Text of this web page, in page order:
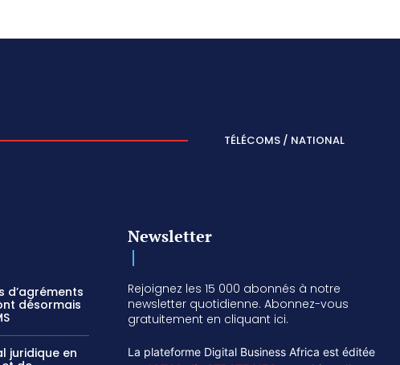
TÉLÉCOMS / NATIONAL
d’agréments
désormais
juridique en
Newsletter
Rejoignez les 15 000 abonnés à notre
newsletter quotidienne. Abonnez-vous
gratuitement en cliquant ici.
La plateforme Digital Business Africa est éditée